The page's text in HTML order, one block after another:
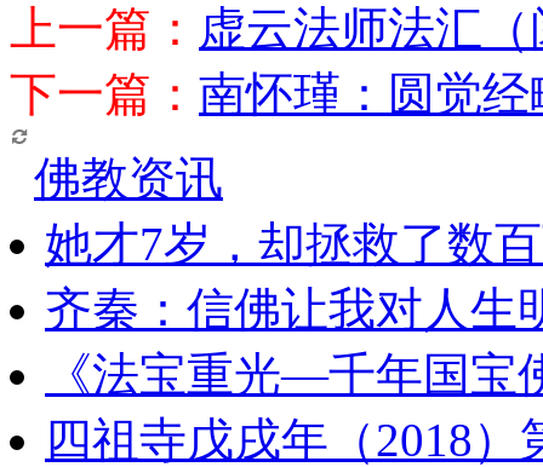
上一篇： 虚云法师法汇
下一篇： 南怀瑾：圆觉
佛教资讯
她才7岁，却拯救了数
齐秦：信佛让我对人生
《法宝重光—千年国宝
四祖寺戊戌年（2018